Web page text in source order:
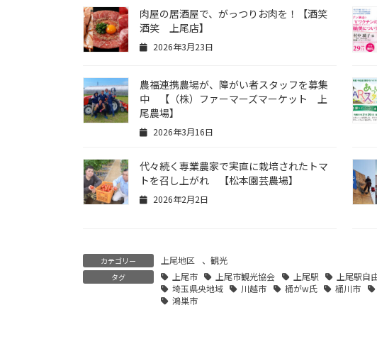
肉屋の居酒屋で、がっつりお肉を！【酒笑
酒笑 上尾店】
2026年3月23日
農福連携農場が、障がい者スタッフを募集
中 【（株）ファーマーズマーケット 上
尾農場】
2026年3月16日
代々続く専業農家で実直に栽培されたトマ
トを召し上がれ 【松本園芸農場】
2026年2月2日
カテゴリー 上尾地区 、 観光
タグ 上尾市 上尾市観光協会 上尾駅 上尾駅自
埼玉県央地域
川越市 桶がw氏 桶川市
鴻巣市